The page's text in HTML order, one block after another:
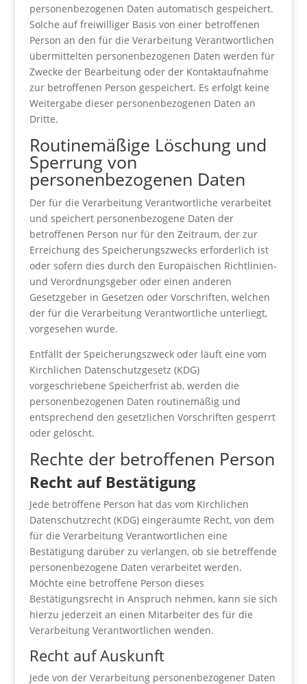
personenbezogenen Daten automatisch gespeichert.
Solche auf freiwilliger Basis von einer betroffenen
Person an den für die Verarbeitung Verantwortlichen
übermittelten personenbezogenen Daten werden für
Zwecke der Bearbeitung oder der Kontaktaufnahme
zur betroffenen Person gespeichert. Es erfolgt keine
Weitergabe dieser personenbezogenen Daten an
Dritte.
Routinemäßige Löschung und
Sperrung von
personenbezogenen Daten
Der für die Verarbeitung Verantwortliche verarbeitet
und speichert personenbezogene Daten der
betroffenen Person nur für den Zeitraum, der zur
Erreichung des Speicherungszwecks erforderlich ist
oder sofern dies durch den Europäischen Richtlinien-
und Verordnungsgeber oder einen anderen
Gesetzgeber in Gesetzen oder Vorschriften, welchen
der für die Verarbeitung Verantwortliche unterliegt,
vorgesehen wurde.
Entfällt der Speicherungszweck oder läuft eine vom
Kirchlichen Datenschutzgesetz (KDG)
vorgeschriebene Speicherfrist ab, werden die
personenbezogenen Daten routinemäßig und
entsprechend den gesetzlichen Vorschriften gesperrt
oder gelöscht.
Rechte der betroffenen Person
Recht auf Bestätigung
Jede betroffene Person hat das vom Kirchlichen
Datenschutzrecht (KDG) eingeräumte Recht, von dem
für die Verarbeitung Verantwortlichen eine
Bestätigung darüber zu verlangen, ob sie betreffende
personenbezogene Daten verarbeitet werden.
Möchte eine betroffene Person dieses
Bestätigungsrecht in Anspruch nehmen, kann sie sich
hierzu jederzeit an einen Mitarbeiter des für die
Verarbeitung Verantwortlichen wenden.
Recht auf Auskunft
Jede von der Verarbeitung personenbezogener Daten